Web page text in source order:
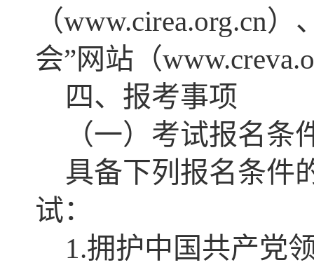
（www.cirea.org.cn
会”网站（
四、报考事项
（一）考试报名条
具备下列报名条件
试：
1.拥护中国共产党